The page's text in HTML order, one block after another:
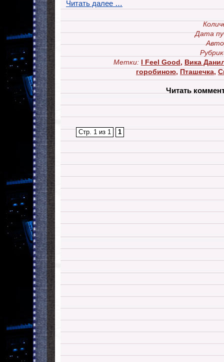
Читать далее …
Дата
Метки: I Feel Good, Вика
горобиною, Пташечка,
Читать
Стр. 1 из 1 1